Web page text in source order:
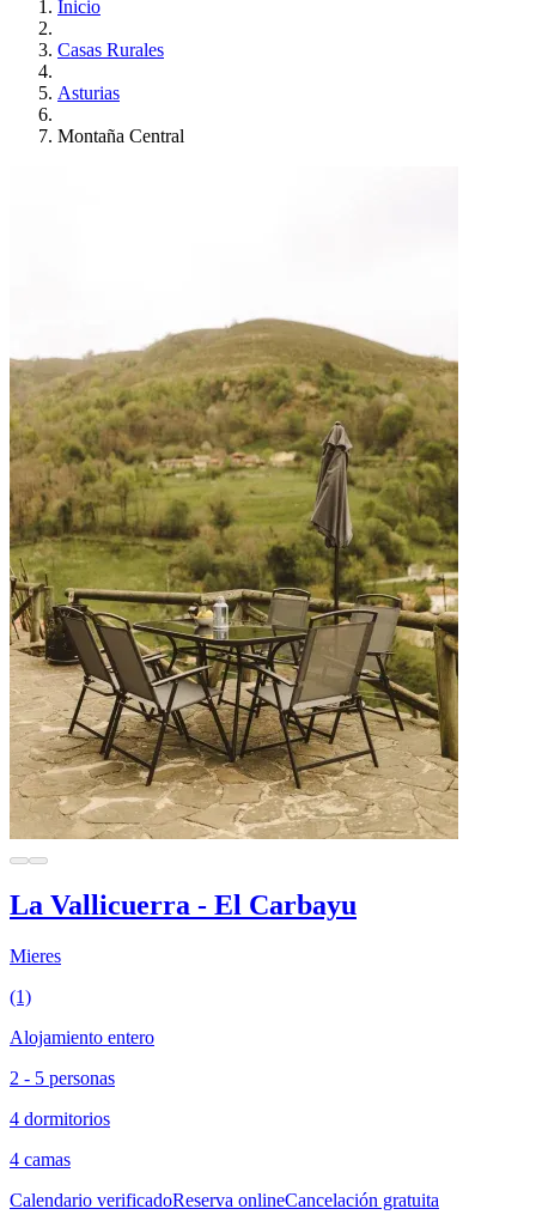
Inicio
Casas Rurales
Asturias
Montaña Central
La Vallicuerra - El Carbayu
Mieres
(1)
Alojamiento entero
2 - 5 personas
4 dormitorios
4 camas
Calendario verificadoReserva onlineCancelación gratuita